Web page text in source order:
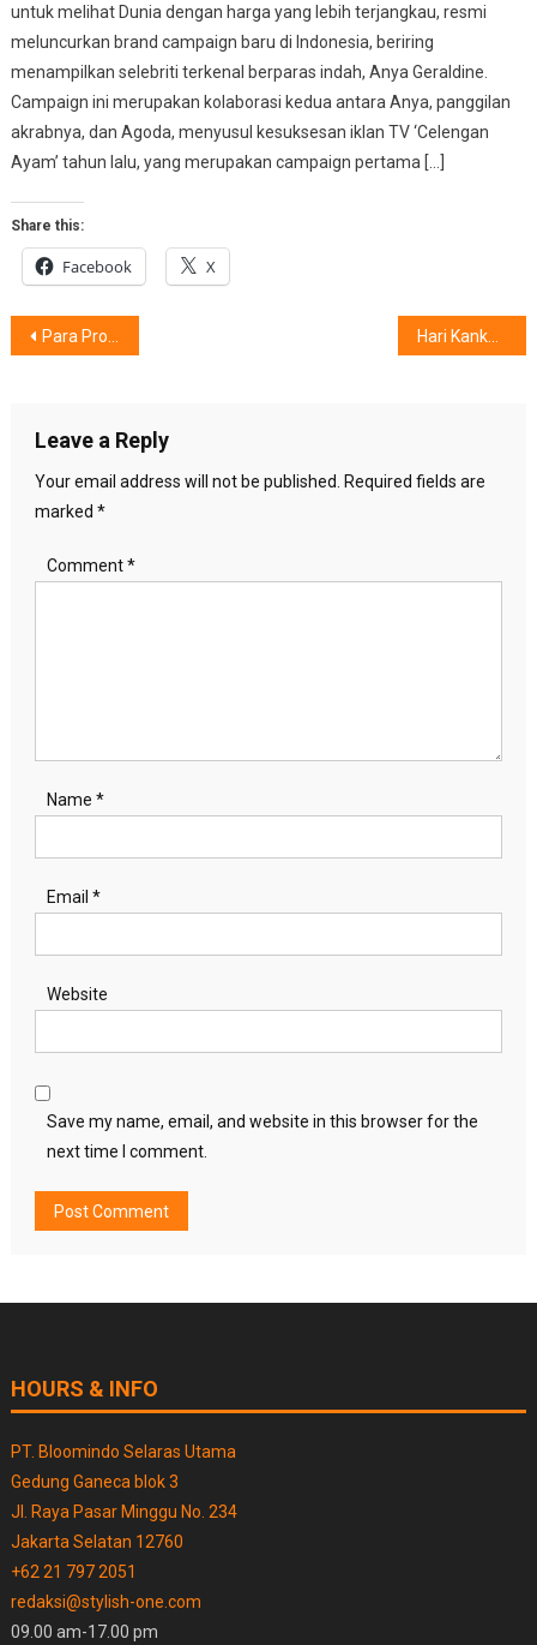
untuk melihat Dunia dengan harga yang lebih terjangkau, resmi
meluncurkan brand campaign baru di Indonesia, beriring
menampilkan selebriti terkenal berparas indah, Anya Geraldine.
Campaign ini merupakan kolaborasi kedua antara Anya, panggilan
akrabnya, dan Agoda, menyusul kesuksesan iklan TV ‘Celengan
Ayam’ tahun lalu, yang merupakan campaign pertama […]
Share this:
Facebook X
Post
Para Pro-Player Bigetron Esports,Didukung Smartphone iQOO, Hari Kanker Sedunia 2025 :Deteksi Dini, Selamatkan Hidup
Leave a Reply
Your email address will not be published.
Required fields are
marked *
Comment*
Name *
Email *
Website
Save my name, email, and website in this browser for the
next time I comment.
HOURS & INFO
PT. Bloomindo Selaras Utama
Gedung Ganeca blok 3
Jl. Raya Pasar Minggu No. 234
Jakarta Selatan 12760
+62 21 797 2051
redaksi@stylish-one.com
09.00 am-17.00 pm